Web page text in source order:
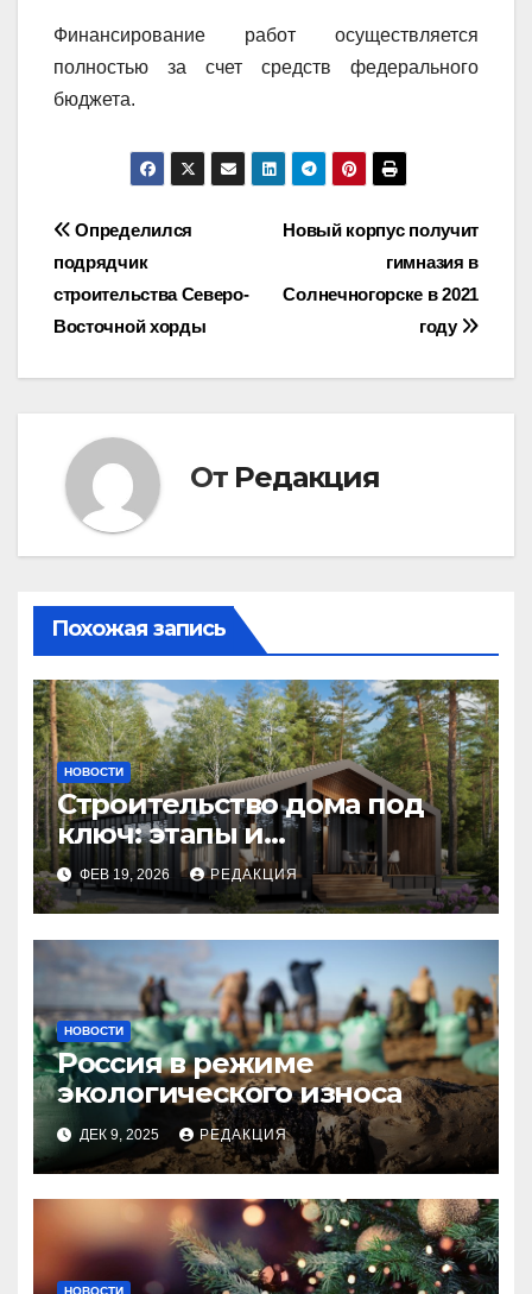
Финансирование работ осуществляется
полностью за счет средств федерального
бюджета.
Навигация
по
записям
Новый корпус получит
гимназия в
Солнечногорске в 2021
году
Определился
подрядчик
строительства Северо-
Восточной хорды
От Редакция
Похожая запись
НОВОСТИ
Строительство дома под
ключ: этапы и
планирование бюджета
ФЕВ 19, 2026 РЕДАКЦИЯ
НОВОСТИ
Россия в режиме
экологического износа
ДЕК 9, 2025 РЕДАКЦИЯ
НОВОСТИ